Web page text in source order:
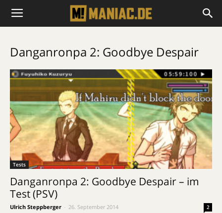
Danganronpa 2: Goodbye Despair
Tests
Danganronpa 2: Goodbye Despair – im
Test (PSV)
Ulrich Steppberger 26. September 2014 2